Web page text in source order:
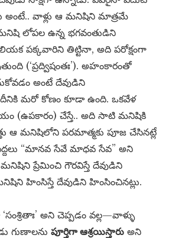
అంటే.. వాళ్లు ఆ మనిషిని మాత్రమే
లోపల ఉన్న భగవంతుడిని
తెలియక పక్కవారిని తిట్టినా, అది పరోక్షంగా
(‘ప్రద్విషంతః’). అహంకారంతో
అంటే దేవుడిని
మరో కోణం కూడా ఉంది. ఒకవేళ
(ఉపకారం) చేస్తే.. అది సాటి మనిషికి
ఆ మనిషిలోని పరమాత్మకు పూజ చేసినట్లే
“మానవ సేవే మాధవ సేవ” అని
ప్రేమించి గౌరవిస్తే దేవుడిని
హింసిస్తే దేవుడిని హింసించినట్లు.
అని చెప్పడం వల్ల—వాళ్ళు
గుణాలనుపూర్తిగా ఆశ్రయిస్తారు అని